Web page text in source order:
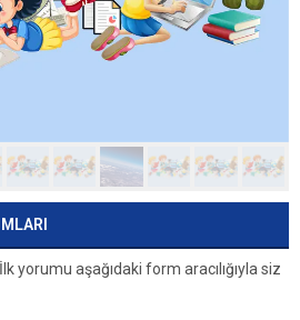
yorumu aşağıdaki form aracılığıyla siz